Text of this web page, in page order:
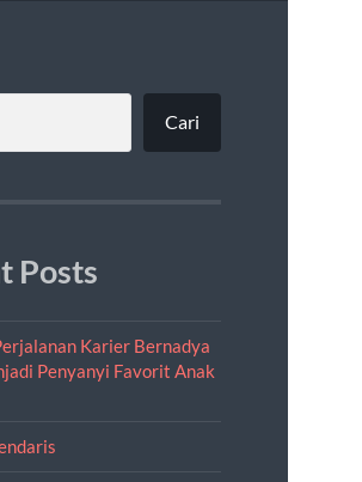
Cari
Posts
Karier Bernadya
Penyanyi Favorit Anak